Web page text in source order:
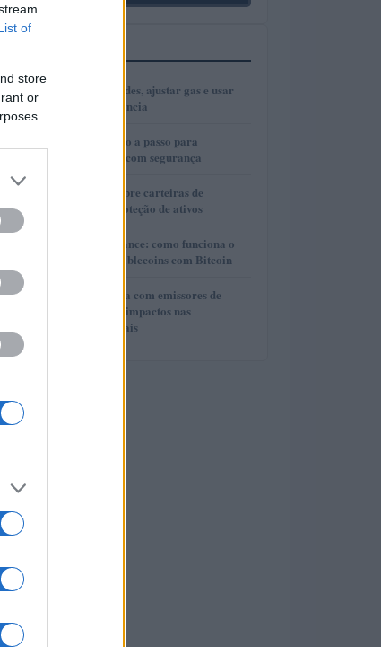
of
store
or
1
Como escolher redes, ajustar gas e usar
bridges com eficiência
2
Cold wallets: passo a passo para
configurar e usar com segurança
3
Guia completo sobre carteiras de
autocustódia e proteção de ativos
Lite Loan da Binance: como funciona o
empréstimo de stablecoins com Bitcoin
5
Cooperação direta com emissores de
stablecoins e seus impactos nas
investigações penais